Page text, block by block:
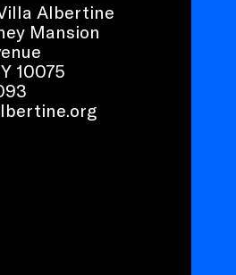
Albertine
Mansion
10075